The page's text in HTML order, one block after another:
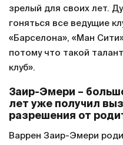
зрелый для своих лет.
гоняться все ведущие
«Барселона», «Ман
потому что такой
клуб».
Заир-Эмери –
лет уже получил
разрешения от
Варрен Заир-Эмери